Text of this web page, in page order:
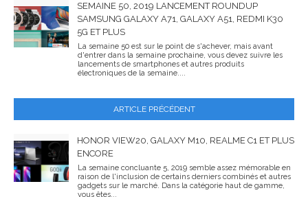
SEMAINE 50, 2019 LANCEMENT ROUNDUP
SAMSUNG GALAXY A71, GALAXY A51, REDMI K30
5G ET PLUS
La semaine 50 est sur le point de s'achever, mais avant
d'entrer dans la semaine prochaine, vous devez suivre les
lancements de smartphones et autres produits
électroniques de la semaine....
ARTICLE PRÉCÉDENT
HONOR VIEW20, GALAXY M10, REALME C1 ET PLUS
ENCORE
La semaine concluante 5, 2019 semble assez mémorable en
raison de l'inclusion de certains derniers combinés et autres
gadgets sur le marché. Dans la catégorie haut de gamme,
vous êtes...